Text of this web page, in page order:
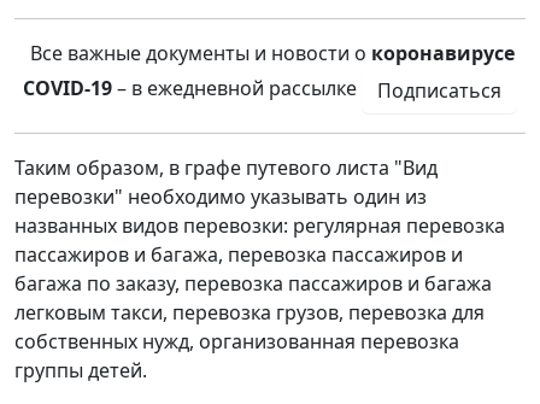
Все важные документы и новости о коронавирусе
COVID-19– в ежедневной рассылке Подписаться
Таким образом, в графе путевого листа "Вид
перевозки" необходимо указывать один из
названных видов перевозки: регулярная перевозка
пассажиров и багажа, перевозка пассажиров и
багажа по заказу, перевозка пассажиров и багажа
легковым такси, перевозка грузов, перевозка для
собственных нужд, организованная перевозка
группы детей.